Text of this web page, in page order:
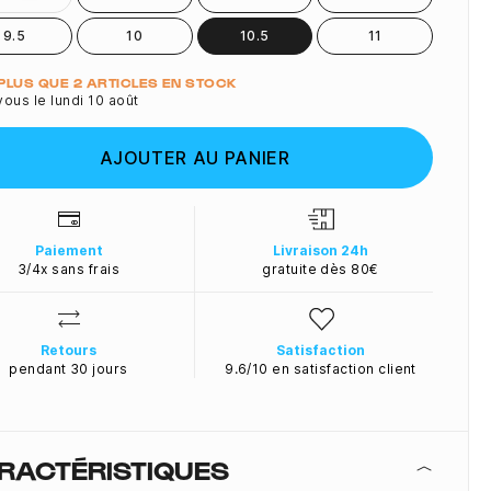
9.5 10 10.5 11
QUE 2 ARTICLES EN STOCK
le lundi 10 août
AJOUTER AU PANIER
Paiement
3/4x sans frais
Livraison 24h
gratuite dès 80€
Retours
pendant 30 jours
Satisfaction
9.6/10 en satisfaction client